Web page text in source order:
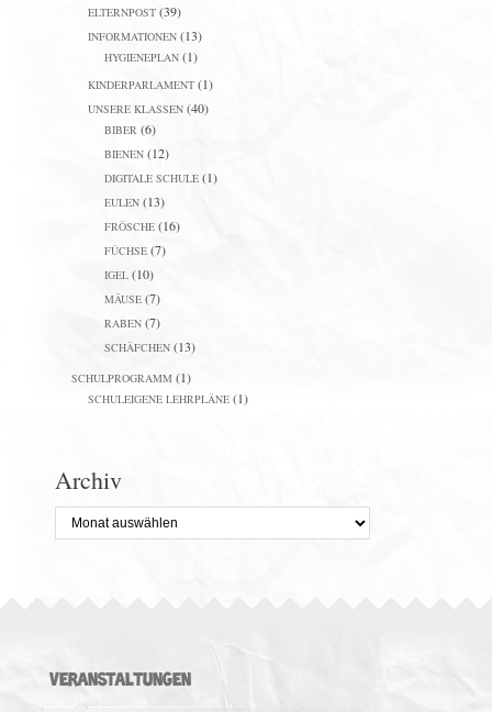
ELTERNPOST(39)
INFORMATIONEN(13)
HYGIENEPLAN(1)
KINDERPARLAMENT(1)
UNSERE KLASSEN(40)
BIBER (6)
BIENEN(12)
DIGITALE SCHULE(1)
EULEN(13)
FRÖSCHE(16)
FÜCHSE(7)
IGEL(10)
MÄUSE(7)
RABEN(7)
SCHÄFCHEN(13)
SCHULPROGRAMM(1)
SCHULEIGENE LEHRPLÄNE(1)
Archiv
Archiv
VERANSTALTUNGEN